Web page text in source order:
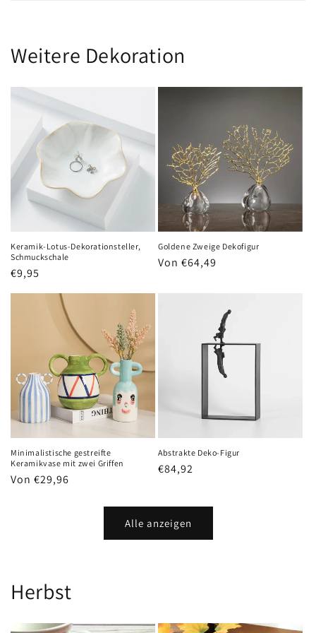
Weitere Dekoration
Keramik-Lotus-Dekorationsteller,
Schmuckschale
Normaler
€9,95
Goldene Zweige Dekofigur
Normaler
Von €64,49
Minimalistische gestreifte
Keramikvase mit zwei Griffen
Normaler
Von €29,96
Abstrakte Deko-Figur
Normaler
€84,92
Alle anzeigen
Herbst